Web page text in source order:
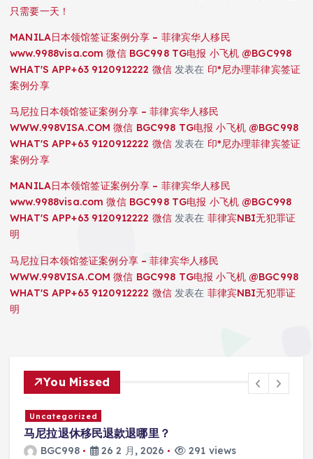
只需要一天！
MANILA日本领馆签证案例分享 – 菲律宾华人移民
www.9988visa.com 微信 BGC998 TG电报 小飞机 @BGC998
WHAT'S APP+63 9120912222 微信发表在 印*尼办理菲律宾签证
案例分享
马尼拉日本领馆签证案例分享 – 菲律宾华人移民
WWW.998VISA.COM 微信 BGC998 TG电报 小飞机 @BGC998
WHAT'S APP+63 9120912222 微信发表在 印*尼办理菲律宾签证
案例分享
MANILA日本领馆签证案例分享 – 菲律宾华人移民
www.9988visa.com 微信 BGC998 TG电报 小飞机 @BGC998
WHAT'S APP+63 9120912222 微信发表在 菲律宾NBI无犯罪证
明
马尼拉日本领馆签证案例分享 – 菲律宾华人移民
WWW.998VISA.COM 微信 BGC998 TG电报 小飞机 @BGC998
WHAT'S APP+63 9120912222 微信发表在 菲律宾NBI无犯罪证
明
You Missed
Uncategorized
马尼拉退休移民退款退哪里？
BGC998 26 2 月, 2026 291 views